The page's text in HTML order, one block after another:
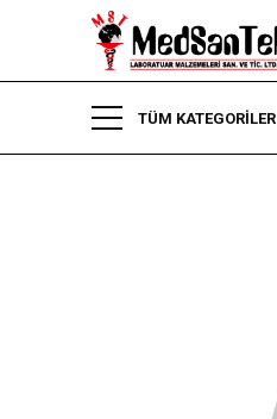
TÜM KATEGORİLER